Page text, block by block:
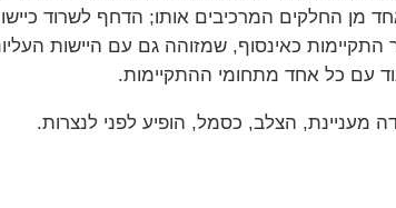
מן החלקים המרכיבים אותו; הדחף לשרוד
התקיימות כאינסוף, שמזוהה גם עם היישות
עם כל אחד מתחומי ההתקיימות.
מעניינת, הצלב, כסמל, הופיע לפני לנצרות.